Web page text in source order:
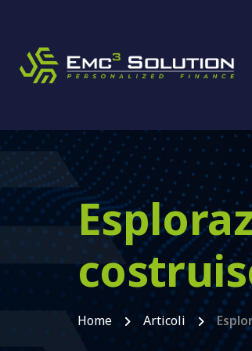
Home Articoli